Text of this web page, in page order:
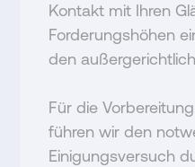
Kontakt mit Ihren
Forderungshöhen
den
Für die
führen wir den
Einigungsversuch